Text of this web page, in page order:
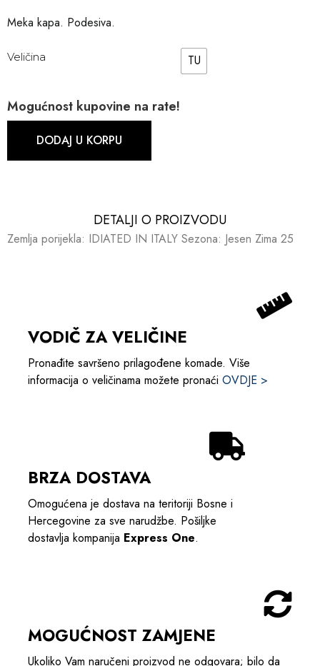
Meka kapa. Podesiva.
Veličina TU
Mogućnost kupovine na rate!
DODAJ U KORPU
DETALJI O PROIZVODU​​
Zemlja porijekla: IDIATED IN ITALY Sezona: Jesen Zima 25
VODIČ ZA VELIČINE
Pronađite savršeno prilagođene komade. Više
informacija o veličinama možete pronaći OVDJE >
BRZA DOSTAVA
Omogućena je dostava na teritoriji Bosne i
Hercegovine za sve narudžbe. Pošiljke
dostavlja kompanija Express One.
MOGUĆNOST ZAMJENE
Ukoliko Vam naručeni proizvod ne odgovara; bilo da